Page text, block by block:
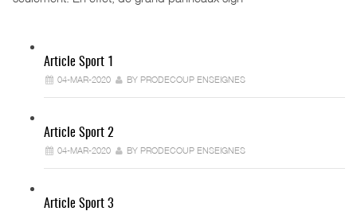
Article Sport 1
04-MAR-2020 BY PRODECOUP ENSEIGNES
Article Sport 2
04-MAR-2020 BY PRODECOUP ENSEIGNES
Article Sport 3